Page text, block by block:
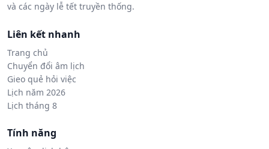
và các ngày lễ tết truyền thống.
Liên kết nhanh
Trang chủ
Chuyển đổi âm lịch
Gieo quẻ hỏi việc
Lịch năm 2026
Lịch tháng 8
Tính năng